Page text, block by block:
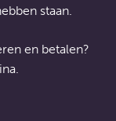
staan.
en betalen?